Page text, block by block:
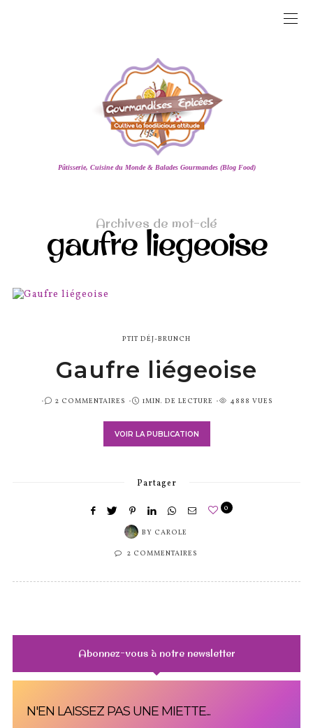
Pâtisserie, Cuisine du Monde & Balades Gourmandes (Blog Food)
Archives de mot-clé
gaufre liegeoise
PTIT DÉJ-BRUNCH
Gaufre liégeoise
PUBLIÉ2 COMMENTAIRES 1MIN. DE LECTURE 4888 VUES
VOIR LA PUBLICATION
Partager
BY CAROLE
0
2 COMMENTAIRES
Abonnez-vous à notre newsletter
N'EN LAISSEZ PAS UNE MIETTE...